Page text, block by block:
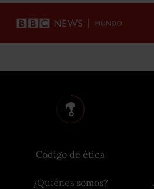
Código de ética
¿Quiénes somos?